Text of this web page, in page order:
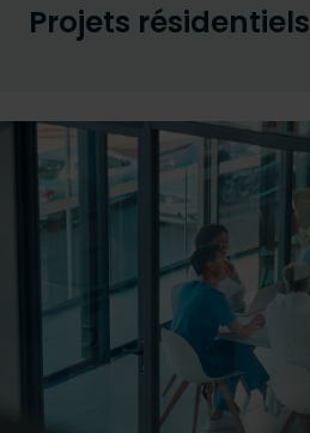
Projets résidentiels